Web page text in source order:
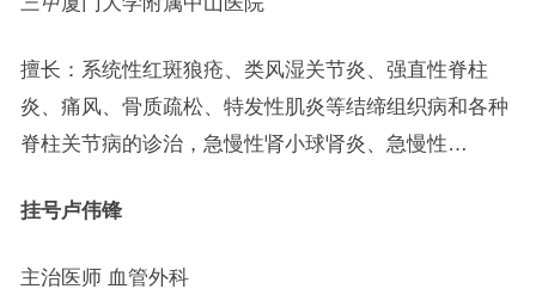
擅长：系统性红斑狼疮、类风湿关节炎、强直性脊柱
炎、痛风、骨质疏松、特发性肌炎等结缔组织病和各种
脊柱关节病的诊治，急慢性肾小球肾炎、急慢性…
挂号卢伟锋
主治医师 血管外科